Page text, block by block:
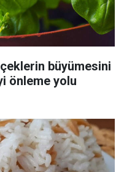
büyümesini
önleme yolu